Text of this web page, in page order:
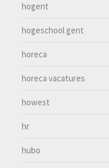
hogent
hogeschool gent
horeca
horeca vacatures
howest
hr
hubo